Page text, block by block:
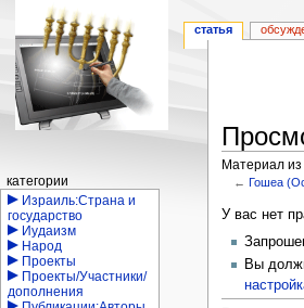
Материал
← Гошеа
Перейти
навигации
Перейти
поиску
У вас нет
Вы
Навигация
статья
категории
Израиль:Страна и
государство
Иудаизм
Народ
Проекты
Проекты/Участники/
дополнения